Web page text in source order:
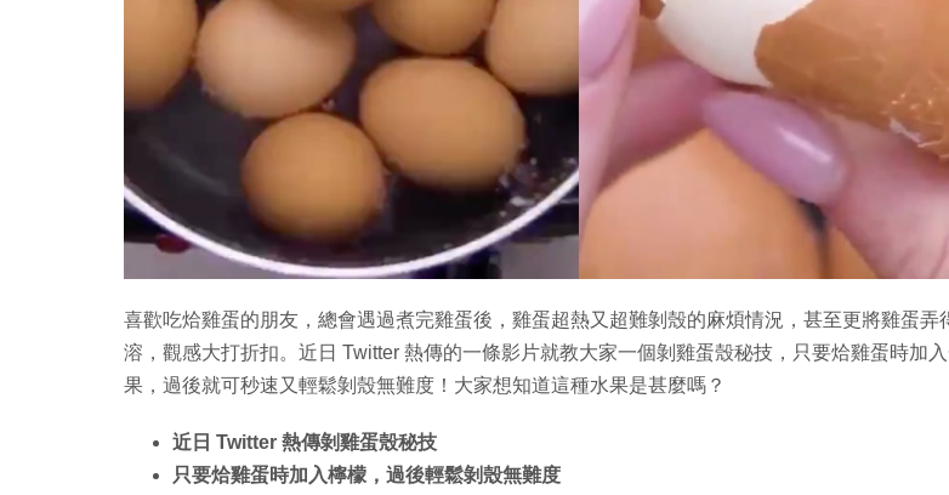
喜歡吃烚雞蛋的朋友，總會遇過煮完雞蛋後，雞蛋超熱又超難剝殼的麻煩情況，甚至更將雞蛋弄
溶，觀感大打折扣。近日 Twitter 熱傳的一條影片就教大家一個剝雞蛋殼秘技，只要烚雞蛋時加
果，過後就可秒速又輕鬆剝殼無難度！大家想知道這種水果是甚麼嗎？
近日 Twitter 熱傳剝雞蛋殼秘技
只要烚雞蛋時加入檸檬，過後輕鬆剝殼無難度